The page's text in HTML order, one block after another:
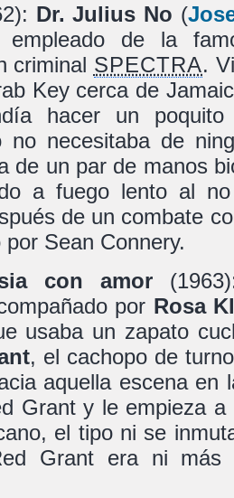
Dr. Julius No (
de la
criminal SPECTRA.
Key cerca de
hacer un
no necesitaba de
de un par de manos
a fuego lento al
de un combate
Sean Connery.
con amor
por Rosa
usaba un zapato
, el cachopo de
aquella escena en
Grant y le empieza
el tipo ni se
Grant era ni